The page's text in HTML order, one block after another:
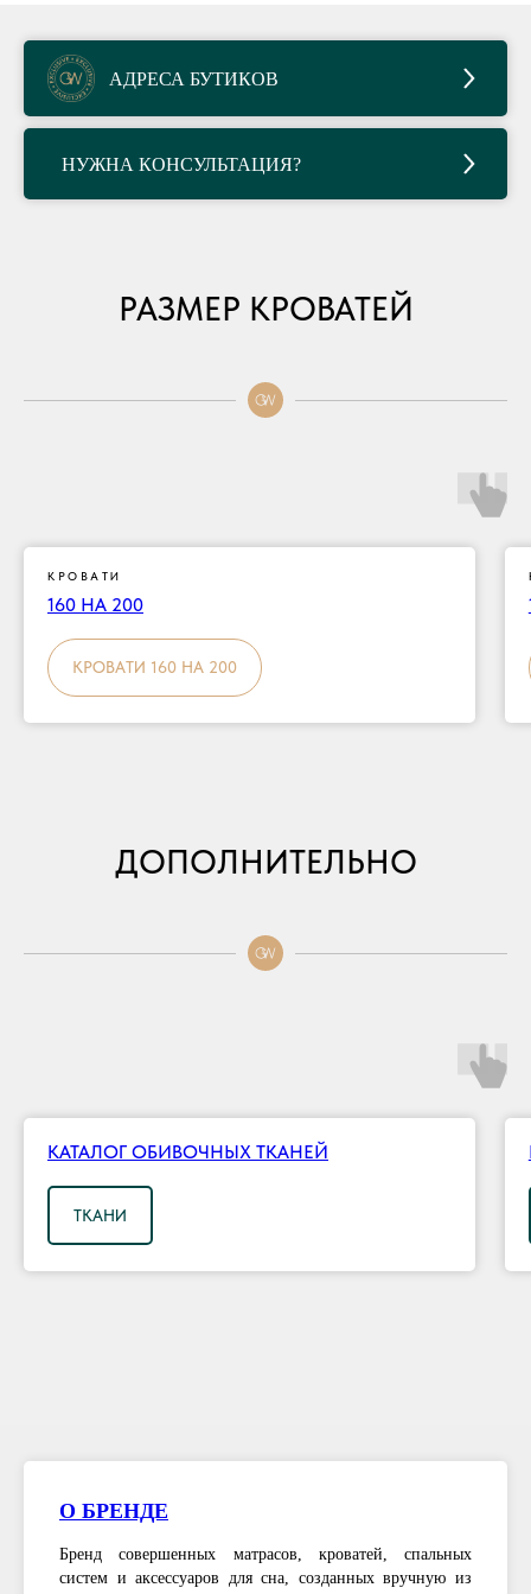
АДРЕСА БУТИКОВ
НУЖНА КОНСУЛЬТАЦИЯ?
РАЗМЕР КРОВАТЕЙ
КРОВАТИ
160 НА 200
КРОВАТИ 160 НА 200
ДОПОЛНИТЕЛЬНО
КАТАЛОГ ОБИВОЧНЫХ ТКАНЕЙ
ТКАНИ
О БРЕНДЕ
Бренд совершенных матрасов, кроватей, спальных
систем и аксессуаров для сна, созданных вручную из